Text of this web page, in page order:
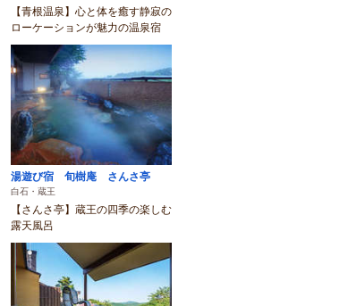
【青根温泉】心と体を癒す静寂の
ローケーションが魅力の温泉宿
湯遊び宿 旬樹庵 さんさ亭
白石・蔵王
【さんさ亭】蔵王の四季の楽しむ
露天風呂